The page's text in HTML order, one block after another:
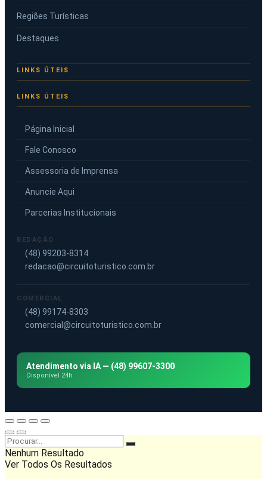
Regiões Turísticas
Destaques
LINKS ÚTEIS
Página Inicial
Fale Conosco
Assessoria de Imprensa
Anuncie Aqui
Parcerias Institucionais
REDAÇÃO
(48) 99203-8314
redacao@circuitoturistico.com.br
COMERCIAL
(48) 99174-8303
comercial@circuitoturistico.com.br
Atendimento via IA — (48) 99607-3300
Disponível 24h
Nenhum Resultado
Ver Todos Os Resultados